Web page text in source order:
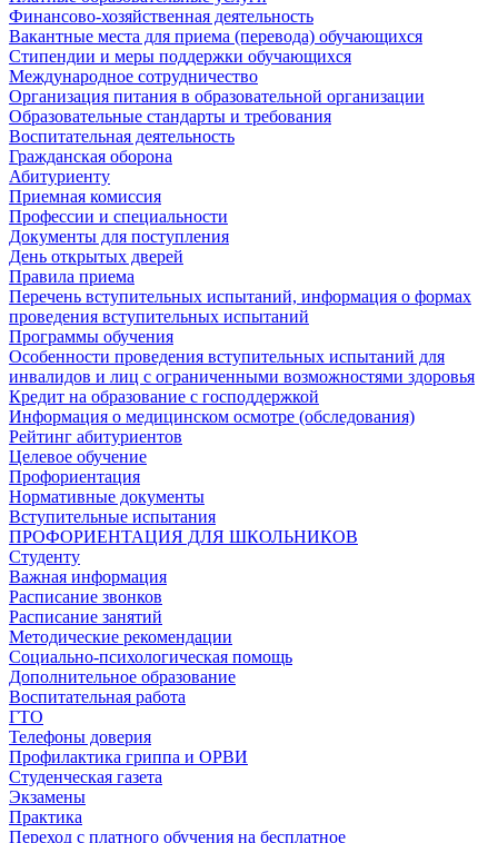
Финансово-хозяйственная деятельность
Вакантные места для приема (перевода) обучающихся
Стипендии и меры поддержки обучающихся
Международное сотрудничество
Организация питания в образовательной организации
Образовательные стандарты и требования
Воспитательная деятельность
Гражданская оборона
Абитуриенту
Приемная комиссия
Профессии и специальности
Документы для поступления
День открытых дверей
Правила приема
Перечень вступительных испытаний, информация о формах
проведения вступительных испытаний
Программы обучения
Особенности проведения вступительных испытаний для
инвалидов и лиц с ограниченными возможностями здоровья
Кредит на образование с господдержкой
Информация о медицинском осмотре (обследования)
Рейтинг абитуриентов
Целевое обучение
Профориентация
Нормативные документы
Вступительные испытания
ПРОФОРИЕНТАЦИЯ ДЛЯ ШКОЛЬНИКОВ
Студенту
Важная информация
Расписание звонков
Расписание занятий
Методические рекомендации
Социально-психологическая помощь
Дополнительное образование
Воспитательная работа
ГТО
Телефоны доверия
Профилактика гриппа и ОРВИ
Cтуденческая газета
Экзамены
Практика
Переход с платного обучения на бесплатное